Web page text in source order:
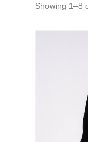
Showing 1–8